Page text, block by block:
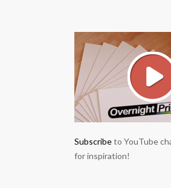
Subscribeto YouTube
for inspiration!